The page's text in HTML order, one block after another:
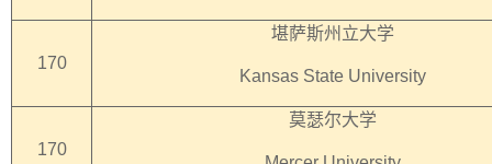
170
堪萨斯州立大学
Kansas State University
170
莫瑟尔大学